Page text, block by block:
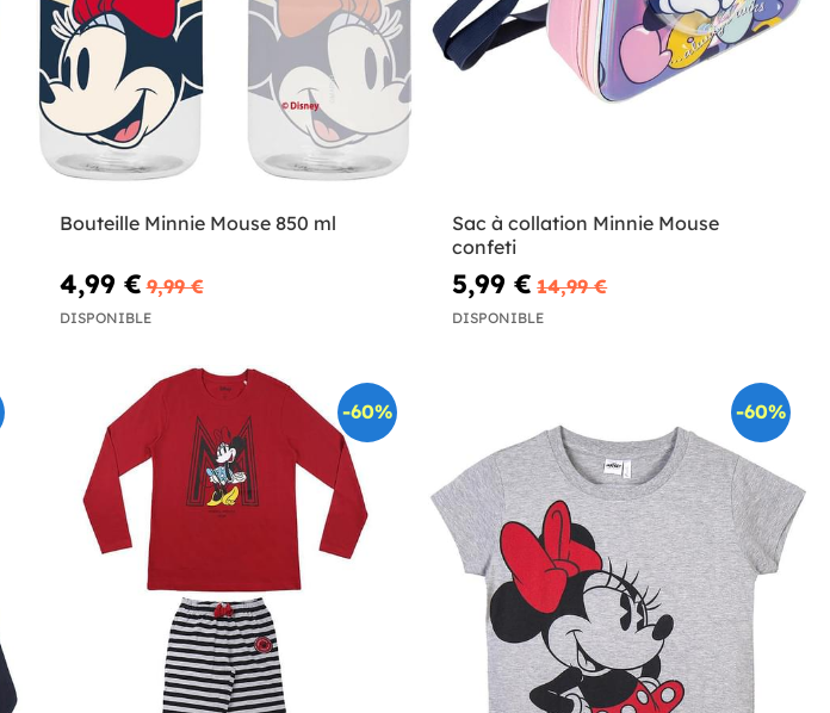
Bouteille Minnie Mouse 850 ml
4,99 € 9,99 €
DISPONIBLE
Sac à collation Minnie Mouse
confeti
5,99 € 14,99 €
DISPONIBLE
-60% -60%